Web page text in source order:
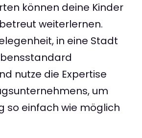
können deine Kinder
weiterlernen.
in eine Stadt
nutze die Expertise
um
so einfach wie möglich